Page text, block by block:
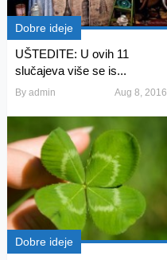
Dobre ideje
UŠTEDITE: U ovih 11
slučajeva više se is...
By admin Aug 8, 2016
Dobre ideje